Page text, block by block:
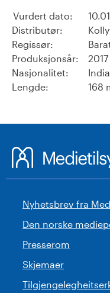
Vurdert dato:
Distributør:
Regissør:
Produksjonsår:
2017
Nasjonalitet:
India
Lengde:
168
Nyhetsbrev fra
Den norske
Presserom
Skjemaer